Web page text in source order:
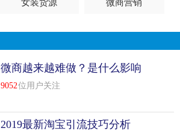
女装货源 微商营销
微商越来越难做？是什么影响
你稳定出单？
9052位用户关注
2019最新淘宝引流技巧分析